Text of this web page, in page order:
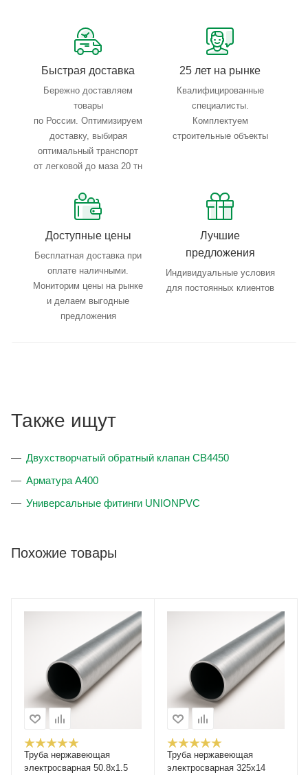
Тройной весовой контроль: въезд, погрузка, выезд
Быстрая доставка
Бережно доставляем
товары
по России. Оптимизируем
доставку, выбирая
оптимальный транспорт
от легковой до маза 20 тн
25 лет на рынке
Квалифицированные
специалисты.
Комплектуем
строительные объекты
Доступные цены
Бесплатная доставка при
оплате наличными.
Мониторим цены на рынке
и делаем выгодные
предложения
Лучшие
предложения
Индивидуальные условия
для постоянных клиентов
Также ищут
Двухстворчатый обратный клапан CB4450
Арматура А400
Универсальные фитинги UNIONPVC
Похожие товары
Труба нержавеющая
электросварная 50.8х1.5
Труба нержавеющая
электросварная 325х14